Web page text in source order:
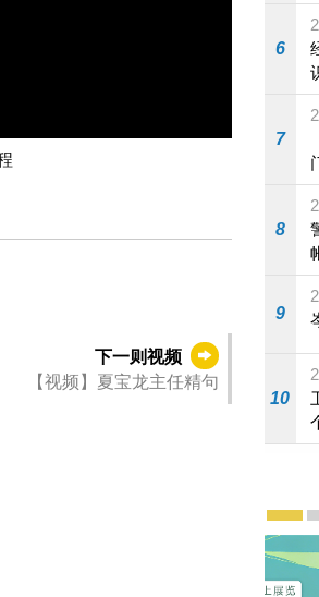
下一则视频
【视频】夏宝龙主任精句
6
7
8
9
10
宣赓